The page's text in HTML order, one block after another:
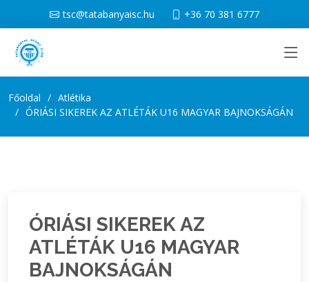
tsc@tatabanyaisc.hu +36 70 381 6777
Főoldal
Atlétika
ÓRIÁSI SIKEREK AZ ATLÉTÁK U16 MAGYAR BAJNOKSÁGÁN
ÓRIÁSI SIKEREK AZ
ATLÉTÁK U16 MAGYAR
BAJNOKSÁGÁN